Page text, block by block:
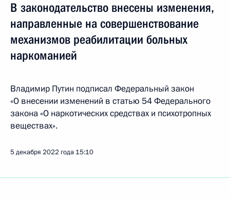
В законодательство внесены изменения,
направленные на совершенствование
механизмов реабилитации больных
наркоманией
Владимир Путин подписал Федеральный закон
«О внесении изменений в статью 54 Федерального
закона «О наркотических средствах и психотропных
веществах».
5 декабря 2022 года 15:10